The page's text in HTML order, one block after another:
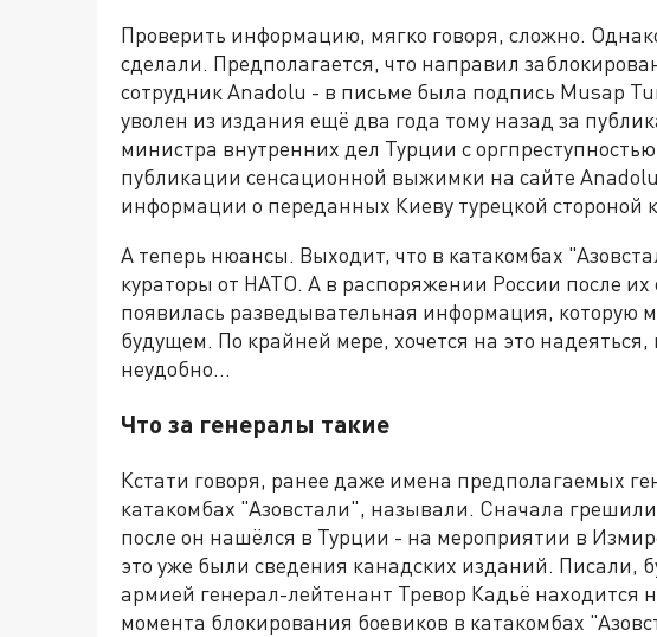
Проверить информацию, мягко говоря, сложно.
сделали. Предполагается, что направил
сотрудник Anadolu - в письме была подпись Musap
уволен из издания ещё два года тому назад за
министра внутренних дел Турции с
публикации сенсационной выжимки на сайте
информации о переданных Киеву турецкой стороной
А теперь нюансы. Выходит, что в катакомбах
кураторы от НАТО. А в распоряжении России после
появилась разведывательная информация, которую
будущем. По крайней мере, хочется на это
неудобно…
Что за генералы такие
Кстати говоря, ранее даже имена предполагаемых
катакомбах "Азовстали", называли. Сначала грешили
после он нашёлся в Турции - на мероприятии в
это уже были сведения канадских изданий.
армией генерал-лейтенант Тревор Кадьё находится
момента блокирования боевиков в катакомбах